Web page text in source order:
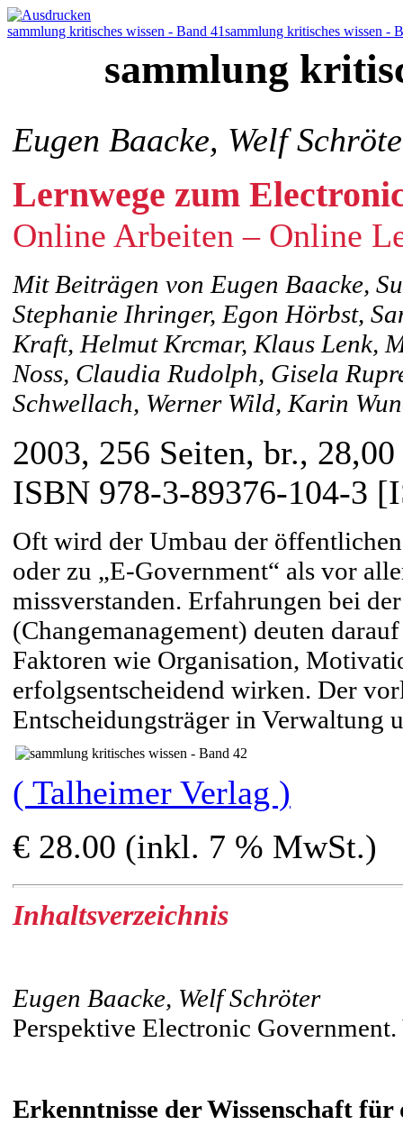
sammlung kritisches wissen - Band 41sammlung kritisches wissen -
sammlung
Eugen Baacke, Welf
Lernwege zum
Online Arbeiten – Online
Mit Beiträgen von Eugen Baacke,
Stephanie Ihringer, Egon Hörbst,
Kraft, Helmut Krcmar, Klaus Lenk,
Noss, Claudia Rudolph, Gisela
Schwellach, Werner Wild, Karin
2003, 256 Seiten, br., 28,00
ISBN 978-3-89376-104-3
Oft wird der Umbau der
oder zu „E-Government“ als vor
missverstanden. Erfahrungen bei
(Changemanagement) deuten
Faktoren wie Organisation,
erfolgsentscheidend wirken. Der
Entscheidungsträger in Verwaltung
( Talheimer Verlag )
€ 28.00 (inkl. 7 % MwSt.)
Inhaltsverzeichnis
Eugen Baacke, Welf Schröter
Perspektive Electronic
Erkenntnisse der Wissenschaft